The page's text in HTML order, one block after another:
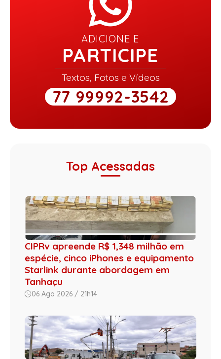
ADICIONE E
PARTICIPE
Textos, Fotos e Vídeos
77 99992-3542
Top Acessadas
CIPRv apreende R$ 1,348 milhão em
espécie, cinco iPhones e equipamento
Starlink durante abordagem em
Tanhaçu
06 Ago 2026 / 21h14